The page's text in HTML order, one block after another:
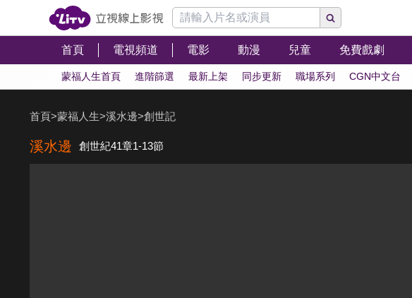
首頁 電視頻道 電影 動漫 兒童 免費戲劇
蒙福人生首頁 進階篩選 最新上架 同步更新 職場系列 CGN中文台
首頁>蒙福人生>溪水邊>創世記
溪水邊 創世紀41章1-13節